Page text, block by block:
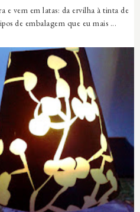
e vem em latas: da ervilha à tinta de
de embalagem que eu mais ...